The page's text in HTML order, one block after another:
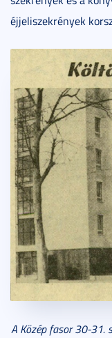
éjjeliszekrények
A Közép fasor 30-31.